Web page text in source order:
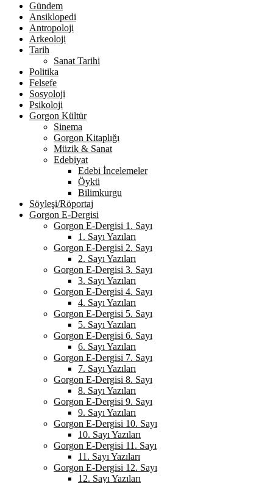
Gündem
Ansiklopedi
Antropoloji
Arkeoloji
Tarih
Sanat Tarihi
Politika
Felsefe
Sosyoloji
Psikoloji
Gorgon Kültür
Sinema
Gorgon Kitaplığı
Müzik & Sanat
Edebiyat
Edebi İncelemeler
Öykü
Bilimkurgu
Söyleşi/Röportaj
Gorgon E-Dergisi
Gorgon E-Dergisi 1. Sayı
1. Sayı Yazıları
Gorgon E-Dergisi 2. Sayı
2. Sayı Yazıları
Gorgon E-Dergisi 3. Sayı
3. Sayı Yazıları
Gorgon E-Dergisi 4. Sayı
4. Sayı Yazıları
Gorgon E-Dergisi 5. Sayı
5. Sayı Yazıları
Gorgon E-Dergisi 6. Sayı
6. Sayı Yazıları
Gorgon E-Dergisi 7. Sayı
7. Sayı Yazıları
Gorgon E-Dergisi 8. Sayı
8. Sayı Yazıları
Gorgon E-Dergisi 9. Sayı
9. Sayı Yazıları
Gorgon E-Dergisi 10. Sayı
10. Sayı Yazıları
Gorgon E-Dergisi 11. Sayı
11. Sayı Yazıları
Gorgon E-Dergisi 12. Sayı
12. Sayı Yazıları